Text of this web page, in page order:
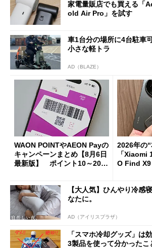
家電量販店でも買える「
old Air Pro」を試す
車1台分の場所に4台駐車
小さな軽トラ
AD（BLAZE）
WAON POINTやAEON Payの
キャンペーンまとめ【8月6日
最新版】 ポイント10～20倍
2026年の
「Xiaomi
O Find X9
【大人気】ひんやり冷感
なたに。
AD（アイリスプラザ）
「スマホ冷却グッズ」
3製品を使って分かったこ